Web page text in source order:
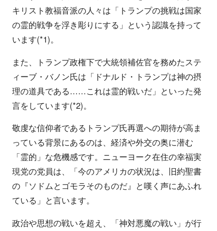
キリスト教福音派の人々は「トランプの挑戦は国家
の霊的戦争を浮き彫りにする」という認識を持って
います(*1)。
また、トランプ政権下で大統領補佐官を務めたステ
ィーブ・バノン氏は「ドナルド・トランプは神の摂
理の道具である……これは霊的戦いだ」といった発
言をしています(*2)。
敬虔な信仰者であるトランプ氏再選への期待が高ま
っている背景にあるのは、経済や外交の奥に潜む
「霊的」な危機感です。ニューヨーク在住の幸福実
現党の党員は、「今のアメリカの状況は、旧約聖書
の『ソドムとゴモラそのものだ』と嘆く声にあふれ
ている」と言います。
政治や思想の戦いを超え、「神対悪魔の戦い」が行